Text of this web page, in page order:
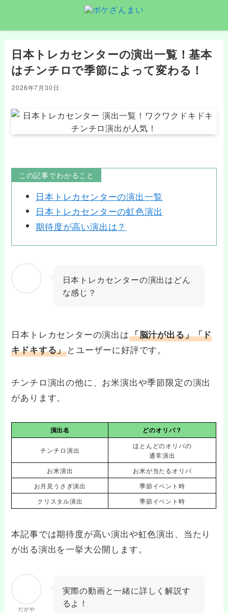
日本トレカセンターの演出一覧！基本
はチンチロで季節によって変わる！
2026年7月30日
この記事でわかること
日本トレカセンターの演出一覧
日本トレカセンターの虹色演出
期待度が高い演出は？
日本トレカセンターの演出はどん
な感じ？
日本トレカセンターの演出は「脳汁が出る」「ド
キドキする」とユーザーに好評です。
チンチロ演出の他に、お米演出や季節限定の演出
があります。
演出名 どのオリパ？
チンチロ演出
ほとんどのオリパの
通常演出
お米演出
お米が当たるオリパ
お月見うさぎ演出
季節イベント時
クリスタル演出
季節イベント時
本記事では期待度が高い演出や虹色演出、当たり
が出る演出を一挙大公開します。
だがや
実際の動画と一緒に詳しく解説す
るよ！